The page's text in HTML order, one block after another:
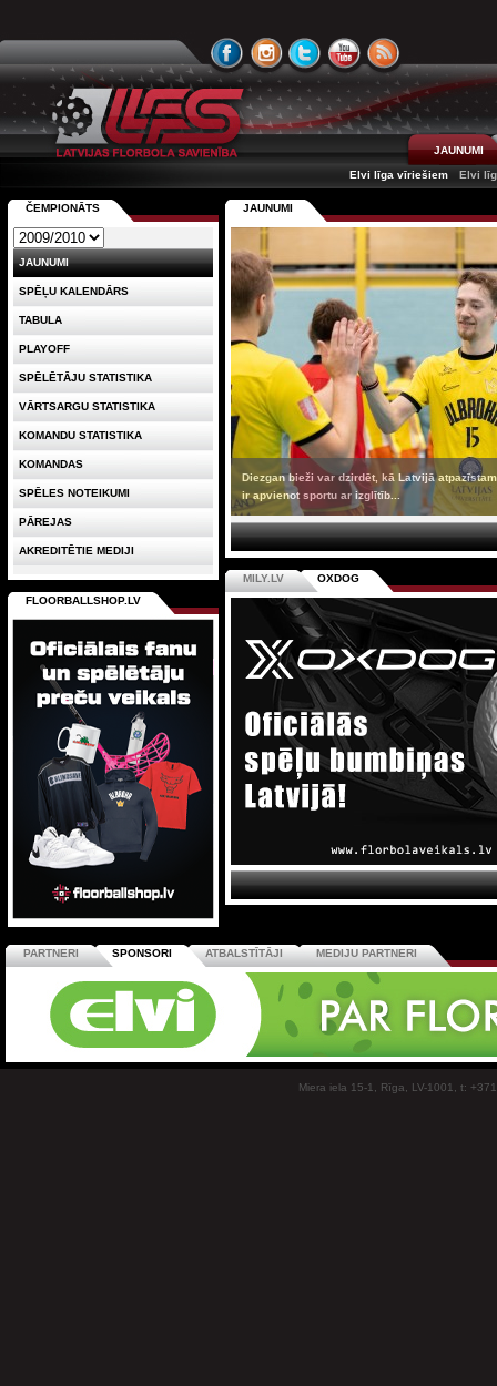
JAUNUMI
Elvi līga vīriešiem
Elvi
JAUNUMI
Diezgan bieži var dzirdēt, kā Latvijā
ir apvienot sportu ar izglītīb...
MILY.LV OXDOG
ČEMPIONĀTS
JAUNUMI
SPĒĻU KALENDĀRS
TABULA
PLAYOFF
SPĒLĒTĀJU STATISTIKA
VĀRTSARGU STATISTIKA
KOMANDU STATISTIKA
KOMANDAS
SPĒLES NOTEIKUMI
PĀREJAS
AKREDITĒTIE MEDIJI
FLOORBALLSHOP.LV
PARTNERI SPONSORI ATBALSTĪTĀJI MEDIJU PARTNERI
Miera iela 15-1, Rīga, LV-1001, t: